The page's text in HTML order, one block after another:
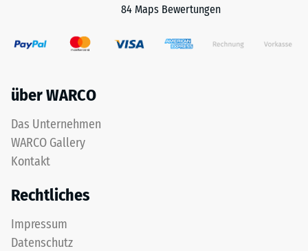
84 Maps Bewertungen
über WARCO
Das Unternehmen
WARCO Gallery
Kontakt
Rechtliches
Impressum
Datenschutz